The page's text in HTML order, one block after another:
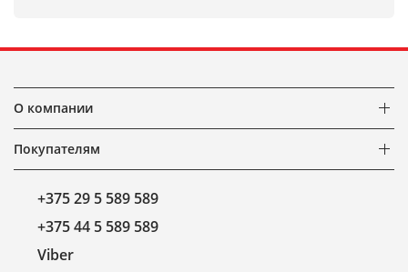
О компании
Покупателям
+375 29 5 589 589
+375 44 5 589 589
Viber